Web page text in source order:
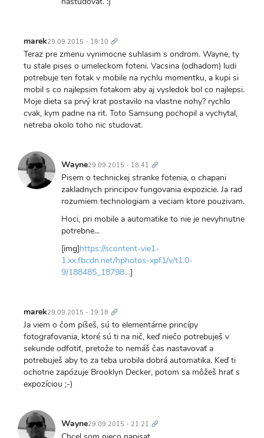
marek29.09.2015 - 18:10 odkaz
Teraz pre zmenu vynimocne suhlasim s ondrom. Wayne, ty
tu stale pises o umeleckom foteni. Vacsina (odhadom) ludi
potrebuje ten fotak v mobile na rychlu momentku, a kupi si
mobil s co najlepsim fotakom aby aj vysledok bol co najlepsi.
Moje dieta sa prvý krat postavilo na vlastne nohy? rychlo
cvak, kym padne na rit. Toto Samsung pochopil a vychytal,
netreba okolo toho nic studovat.
Wayne29.09.2015 - 18:41 odkaz
Pisem o technickej stranke fotenia, o chapani
zakladnych principov fungovania expozicie. Ja rad
rozumiem technologiam a veciam ktore pouzivam.
Hoci, pri mobile a automatike to nie je nevyhnutne
potrebne...
[img]https://scontent-vie1-
1.xx.fbcdn.net/hphotos-xpf1/v/t1.0-
9/188485_18798…]
marek29.09.2015 - 19:18 odkaz
Ja viem o čom píšeš, sú to elementárne princípy
fotografovania, ktoré sú ti na nič, keď niečo potrebuješ v
sekunde odfotiť, pretože to nemáš čas nastavovať a
potrebuješ aby to za teba urobila dobrá automatika. Keď ti
ochotne zapózuje Brooklyn Decker, potom sa môžeš hrať s
expozíciou ;-)
Wayne29.09.2015 - 21:21 odkaz